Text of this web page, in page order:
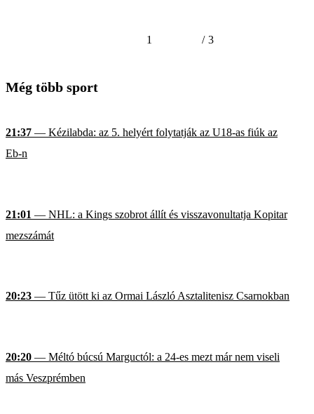
1 / 3
Még több sport
21:37 — Kézilabda: az 5. helyért folytatják az U18-as fiúk az
Eb-n
21:01 — NHL: a Kings szobrot állít és visszavonultatja Kopitar
mezszámát
20:23 — Tűz ütött ki az Ormai László Asztalitenisz Csarnokban
20:20 — Méltó búcsú Marguctól: a 24-es mezt már nem viseli
más Veszprémben